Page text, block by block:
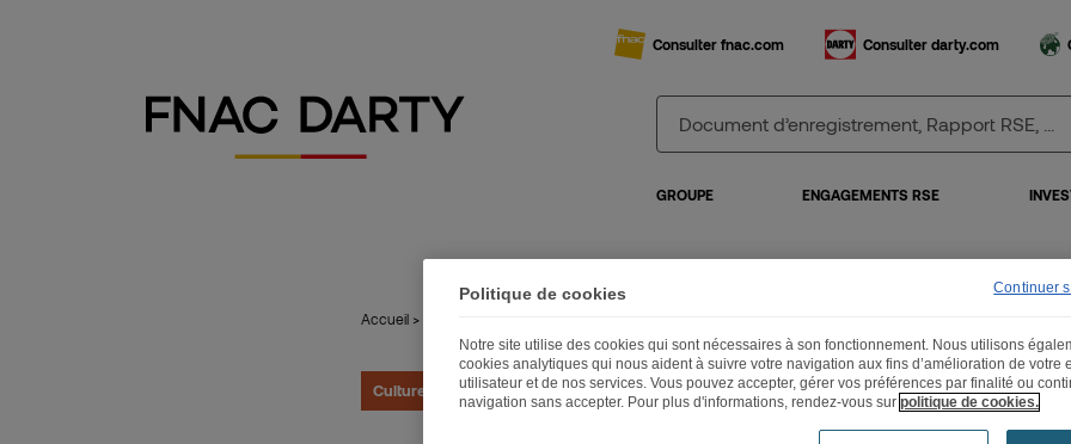
Consulter fnac.com Consulter darty.com
GROUPE ENGAGEMENTS RSE
Accueil >
Culture 21.03.2018
Politique de cookies
Notre site utilise des cookies qui sont nécessaires à son fonctionnement. Nous utilisons
cookies analytiques qui nous aident à suivre votre navigation aux fins d’amélioration de votre
utilisateur et de nos services. Vous pouvez accepter, gérer vos préférences par finalité ou
navigation sans accepter. Pour plus d'informations, rendez-vous sur politique de cookies.
Continuer